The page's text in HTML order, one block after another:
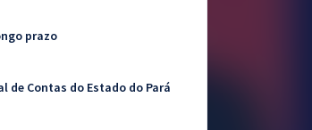
prazo
de Contas do Estado do Pará